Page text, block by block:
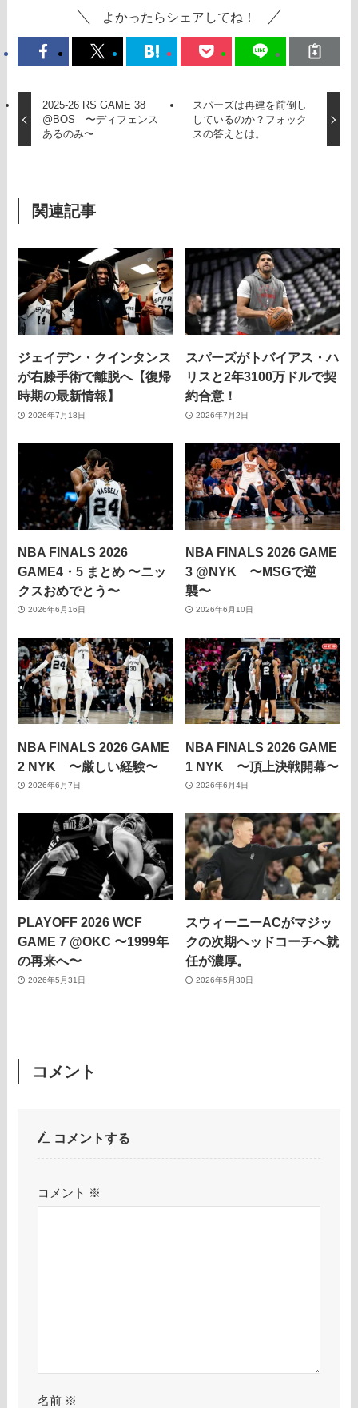
よかったらシェアしてね！
2025-26 RS GAME 38
@BOS 〜ディフェンス
あるのみ〜
スパーズは再建を前倒し
しているのか？フォック
スの答えとは。
関連記事
ジェイデン・クインタンス
が右膝手術で離脱へ【復帰
時期の最新情報】
2026年7月18日
スパーズがトバイアス・ハ
リスと2年3100万ドルで契
約合意！
2026年7月2日
NBA FINALS 2026
GAME4・5 まとめ 〜ニッ
クスおめでとう〜
2026年6月16日
NBA FINALS 2026 GAME
3 @NYK 〜MSGで逆
襲〜
2026年6月10日
NBA FINALS 2026 GAME
2 NYK 〜厳しい経験〜
2026年6月7日
NBA FINALS 2026 GAME
1 NYK 〜頂上決戦開幕〜
2026年6月4日
PLAYOFF 2026 WCF
GAME 7 @OKC 〜1999年
の再来へ〜
2026年5月31日
スウィーニーACがマジッ
クの次期ヘッドコーチへ就
任が濃厚。
2026年5月30日
コメント
コメントする
コメント ※
名前 ※